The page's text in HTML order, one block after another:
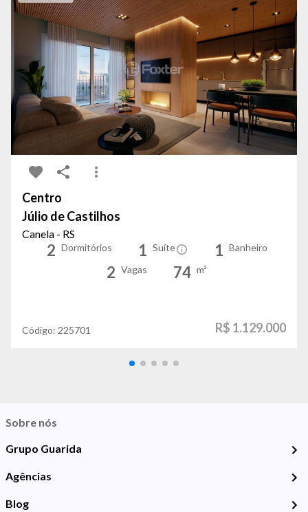
Centro
Júlio de Castilhos
Canela - RS
2 Dormitórios 1 Suíte 1 Banheiro
2 Vagas 74 m²
Código: 225701 R$ 1.129.000
Sobre nós
Grupo Guarida
Agências
Blog